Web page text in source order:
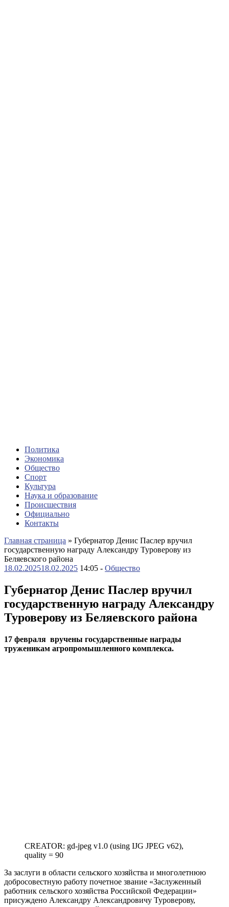
Политика
Экономика
Общество
Спорт
Культура
Наука и образование
Происшествия
Официально
Контакты
Главная страница » Губернатор Денис Паслер вручил
государственную награду Александру Туроверову из
Беляевского района
18.02.202518.02.2025 14:05 - Общество
Губернатор Денис Паслер вручил
государственную награду Александру
Туроверову из Беляевского района
17 февраля вручены государственные награды
труженикам агропромышленного комплекса.
CREATOR: gd-jpeg v1.0 (using IJG JPEG v62),
quality = 90
За заслуги в области сельского хозяйства и многолетнюю
добросовестную работу почетное звание «Заслуженный
работник сельского хозяйства Российской Федерации»
присуждено Александру Александровичу Туроверову,